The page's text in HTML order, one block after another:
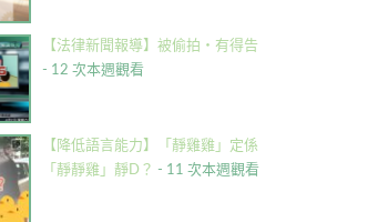
【法律新聞報導】被偷拍・有得告
- 12 次本週觀看
【降低語言能力】「靜雞雞」定係
「靜靜雞」靜D？ - 11 次本週觀看